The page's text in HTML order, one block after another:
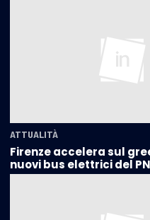
ATTUALITÀ
Firenze accelera sul
nuovi bus elettrici del